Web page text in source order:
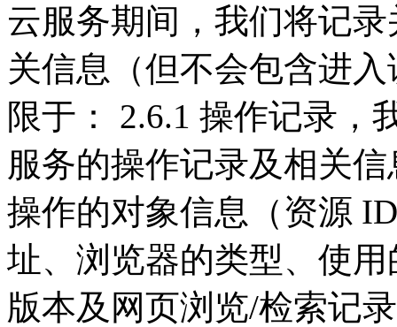
云服务期间，我们将记
关信息（但不会包含进
限于： 2.6.1 操作记录，
服务的操作记录及相关
操作的对象信息（资源
址、浏览器的类型、使
版本及网页浏览/检索记